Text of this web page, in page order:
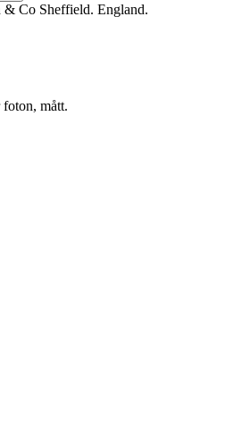
& Co Sheffield. England.
mått.